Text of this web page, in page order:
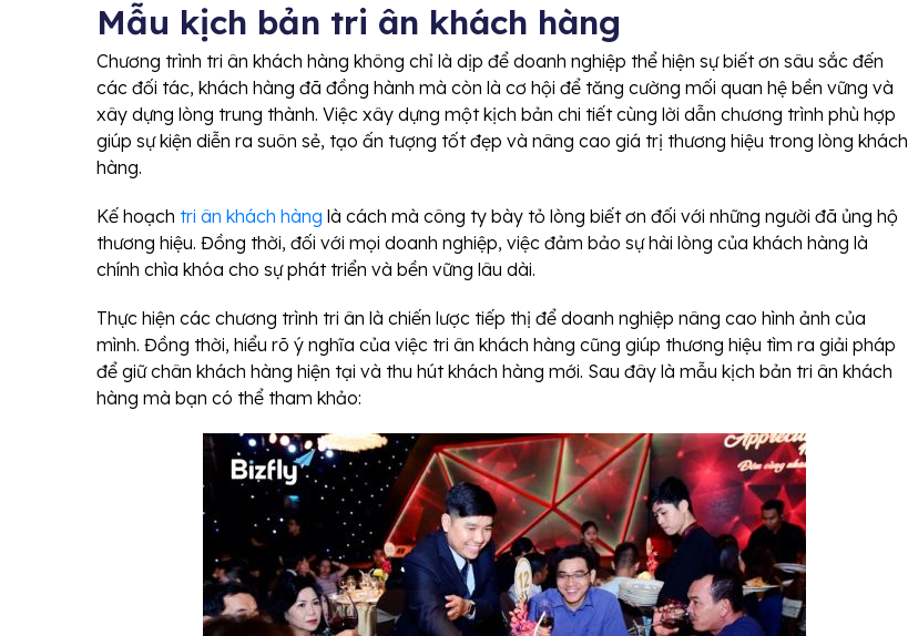
Mẫu kịch bản tri ân khách hàng
Chương trình tri ân khách hàng không chỉ là dịp để doanh nghiệp thể hiện sự biết ơn sâu sắc đến
các đối tác, khách hàng đã đồng hành mà còn là cơ hội để tăng cường mối quan hệ bền vững và
xây dựng lòng trung thành. Việc xây dựng một kịch bản chi tiết cùng lời dẫn chương trình phù hợp
giúp sự kiện diễn ra suôn sẻ, tạo ấn tượng tốt đẹp và nâng cao giá trị thương hiệu trong lòng khách
hàng.
Kế hoạch tri ân khách hàng là cách mà công ty bày tỏ lòng biết ơn đối với những người đã ủng hộ
thương hiệu. Đồng thời, đối với mọi doanh nghiệp, việc đảm bảo sự hài lòng của khách hàng là
chính chìa khóa cho sự phát triển và bền vững lâu dài.
Thực hiện các chương trình tri ân là chiến lược tiếp thị để doanh nghiệp nâng cao hình ảnh của
mình. Đồng thời, hiểu rõ ý nghĩa của việc tri ân khách hàng cũng giúp thương hiệu tìm ra giải pháp
để giữ chân khách hàng hiện tại và thu hút khách hàng mới. Sau đây là mẫu kịch bản tri ân khách
hàng mà bạn có thể tham khảo: